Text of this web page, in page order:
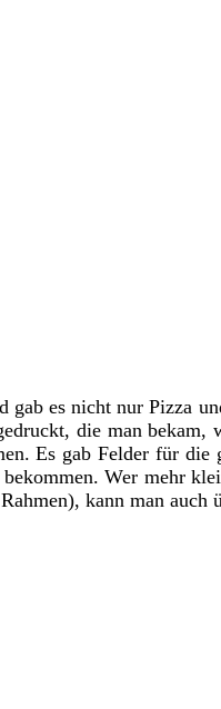
es nicht nur Pizza
die man bekam,
Es gab Felder für die
Wer mehr
kann man auch